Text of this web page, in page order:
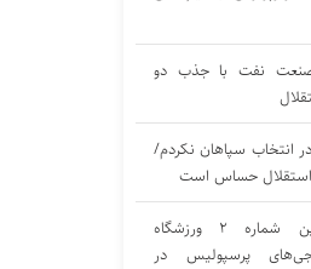
صنعت نفت با جذب دو
انتخاب سپاهان نکردم/
و استقلال حساس است
تغییر نام زمین شماره ۲ ورزشگاه
پرسپولیس در